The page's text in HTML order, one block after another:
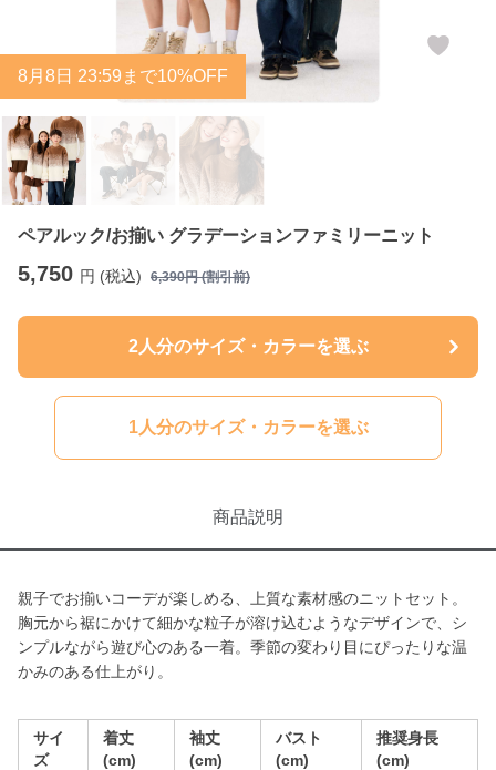
8月 8日 23:59まで10%OFF
ペアルック/お揃い グラデーションファミリーニット
5,750 円 (税込) 6,390円 (割引前)
2人分のサイズ・カラーを選ぶ
1人分のサイズ・カラーを選ぶ
商品説明
親子でお揃いコーデが楽しめる、上質な素材感のニットセット。
胸元から裾にかけて細かな粒子が溶け込むようなデザインで、シ
ンプルながら遊び心のある一着。季節の変わり目にぴったりな温
かみのある仕上がり。
サイ
ズ
着丈
(cm)
袖丈
(cm)
バスト
(cm)
推奨身長
(cm)